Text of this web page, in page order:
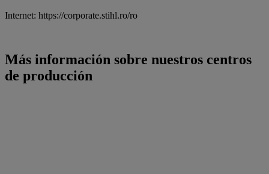
Internet: https://corporate.stihl.ro/ro
Más información sobre nuestros centros
de producción